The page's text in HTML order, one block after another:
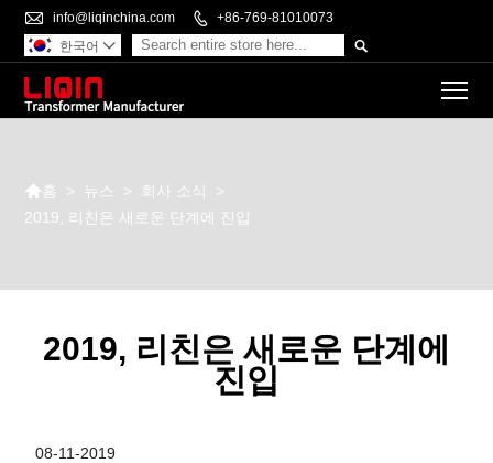
 info@liqinchina.com  +86-769-81010073

한국어 
홈 > 뉴스 > 회사 소식
>
2019, 리친은 새로운 단계에 진입
2019, 리친은 새로운 단계에
진입
08-11-2019